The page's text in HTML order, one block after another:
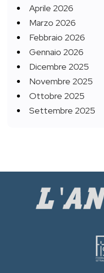
Aprile 2026
Marzo 2026
Febbraio 2026
Gennaio 2026
Dicembre 2025
Novembre 2025
Ottobre 2025
Settembre 2025